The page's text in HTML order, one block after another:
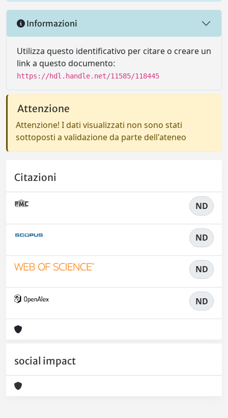
Informazioni
Utilizza questo identificativo per citare o creare un
link a questo documento:
https://hdl.handle.net/11585/118445
Attenzione
Attenzione! I dati visualizzati non sono stati
sottoposti a validazione da parte dell'ateneo
Citazioni
ND
ND
ND
ND
social impact